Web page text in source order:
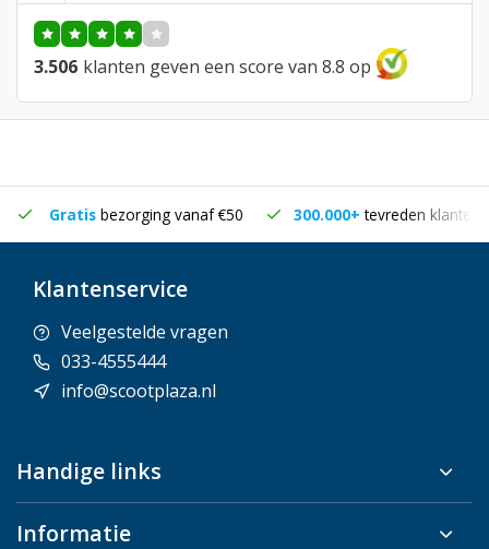
3.506 klanten geven een score van 8.8 op
Gratis bezorging vanaf €50 300.000+tevreden klanten
Klantenservice
Veelgestelde vragen
033-4555444
info@scootplaza.nl
Handige links
Informatie